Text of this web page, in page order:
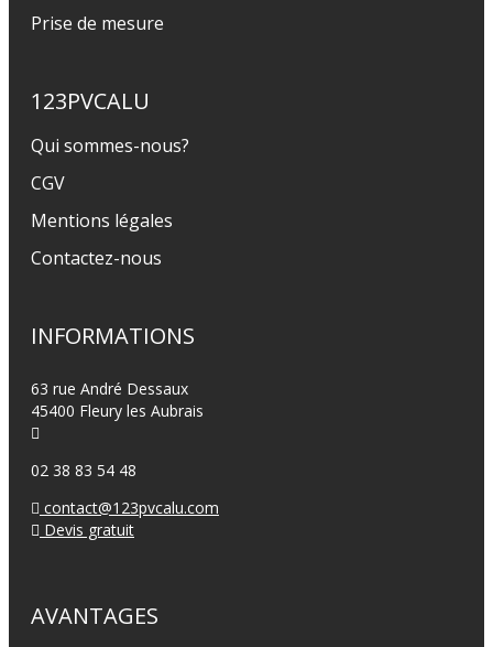
Prise de mesure
123PVCALU
Qui sommes-nous?
CGV
Mentions légales
Contactez-nous
INFORMATIONS
63 rue André Dessaux
45400 Fleury les Aubrais
02 38 83 54 48
contact@123pvcalu.com
Devis gratuit
AVANTAGES